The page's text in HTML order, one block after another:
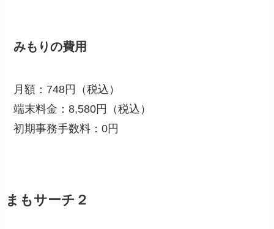
みもりの費用
月額：748円（税込）
端末料金：8,580円（税込）
初期事務手数料：0円
まもサーチ２